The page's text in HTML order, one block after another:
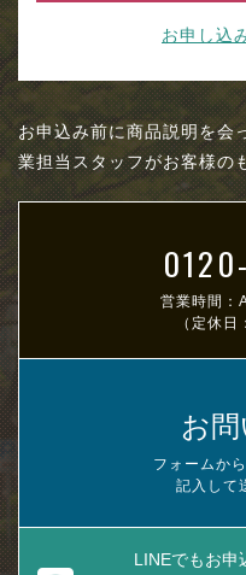
お申し込
お申込み前に商品説明を会
業担当スタッフがお客様の
営業時間：
（定休日
お
フォームか
記入して
LINEでもお申